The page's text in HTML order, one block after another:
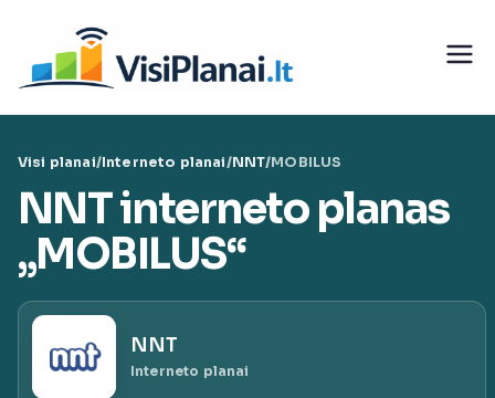
turinio
teleko
munika
paslaug
Visi planai/Interneto planai/NNT/MOBILUS
NNT interneto planas
„MOBILUS“
NNT
Interneto planai